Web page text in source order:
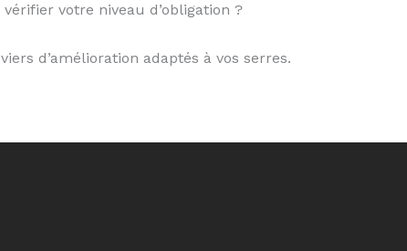
votre niveau d’obligation ?
d’amélioration adaptés à vos serres.